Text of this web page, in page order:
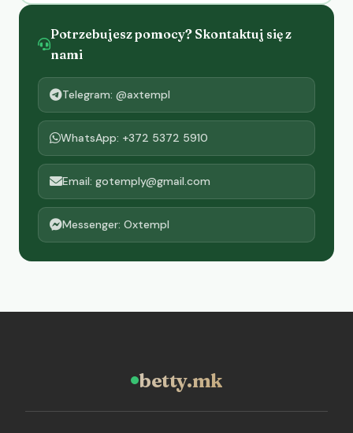
Potrzebujesz pomocy? Skontaktuj się z
nami
Telegram: @axtempl
WhatsApp: +372 5372 5910
Email: gotemply@gmail.com
Messenger: Oxtempl
betty.mk